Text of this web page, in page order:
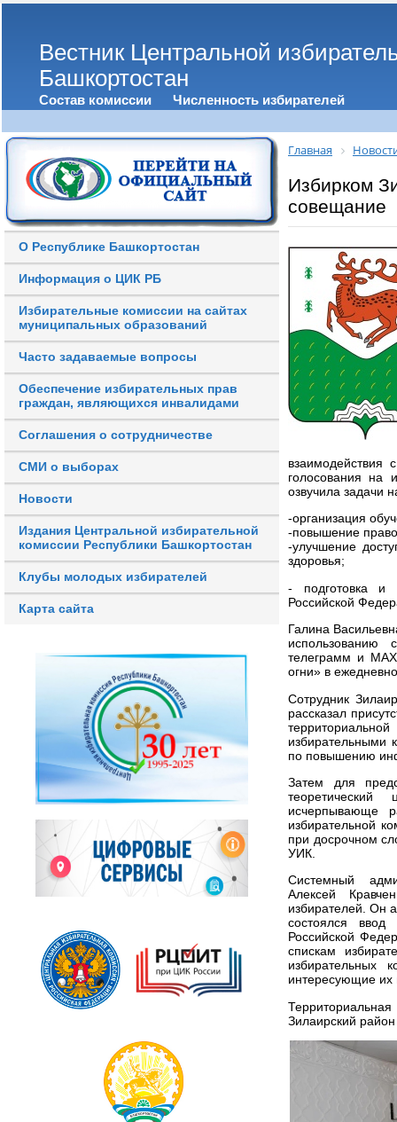
Вестник Центральной
Башкортостан
Состав комиссии Численность избирателей
О Республике Башкортостан
Информация о ЦИК РБ
Избирательные комиссии на сайтах
муниципальных образований
Часто задаваемые вопросы
Обеспечение избирательных прав
граждан, являющихся инвалидами
Соглашения о сотрудничестве
СМИ о выборах
Новости
Издания Центральной избирательной
комиссии Республики Башкортостан
Клубы молодых избирателей
Карта сайта
Главная
Избирком
совещание
взаимодействия
голосования на
озвучила задачи
-организация
-повышение
-улучшение
здоровья;
- подготовка и
Российской
Галина
телеграмм и МАХ
огни» в
Сотрудник
рассказал
избирательными
по повышению
Затем для
исчерпывающе
избирательной
при досрочном
УИК.
Системный
Алексей
избирателей. Он
состоялся ввод
Российской
спискам
избирательных
интересующие их
Зилаирский